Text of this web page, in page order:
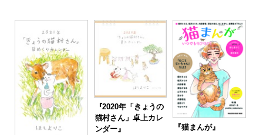
『2020年「きょうの
猫村さん」卓上カレ
ンダー』
『猫まんが』